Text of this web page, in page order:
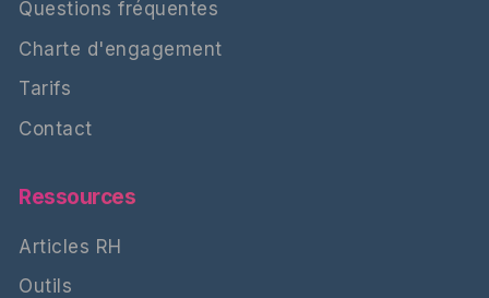
Questions fréquentes
Charte d'engagement
Tarifs
Contact
Ressources
Articles RH
Outils